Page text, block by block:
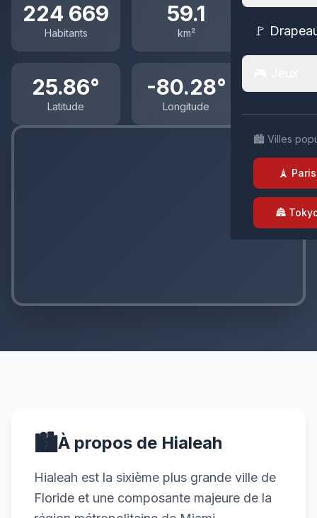
🚩
🏙️ Villes
🗼 Paris
🏯
224 669
Habitants
59.1
km²
25.86°
Latitude
-80.28°
Longitude
🏙️À propos de Hialeah
Hialeah est la sixième plus grande ville de
Floride et une composante majeure de la